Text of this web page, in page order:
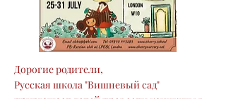
Дорогие родители,
Русская школа "Вишневый сад"